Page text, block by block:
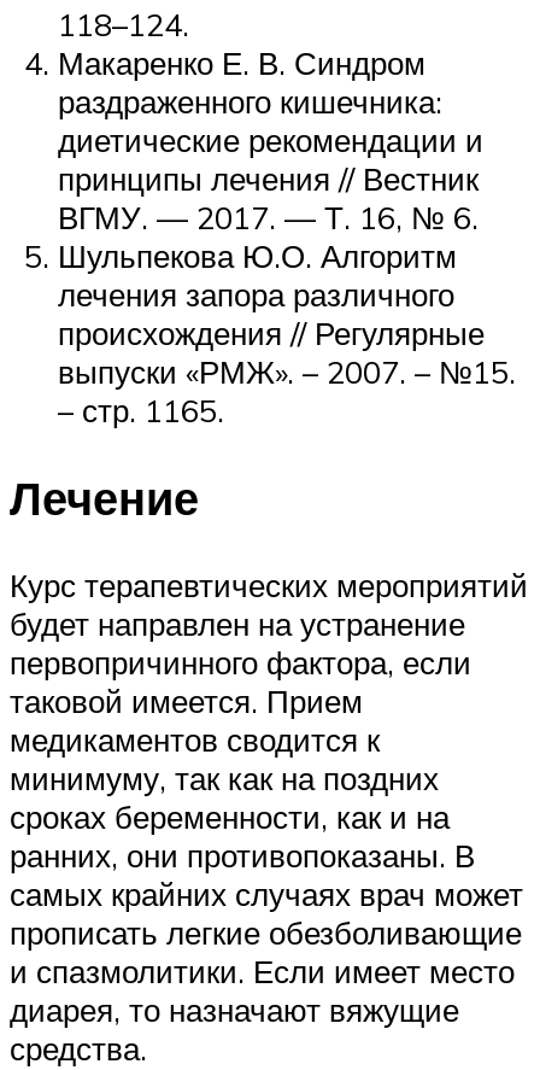
118–124.
Макаренко Е. В. Синдром
раздраженного кишечника:
диетические рекомендации и
принципы лечения // Вестник
ВГМУ. — 2017. — Т. 16, № 6.
Шульпекова Ю.О. Алгоритм
лечения запора различного
происхождения // Регулярные
выпуски «РМЖ». – 2007. – №15.
– стр. 1165.
Лечение
Курс терапевтических мероприятий
будет направлен на устранение
первопричинного фактора, если
таковой имеется. Прием
медикаментов сводится к
минимуму, так как на поздних
сроках беременности, как и на
ранних, они противопоказаны. В
самых крайних случаях врач может
прописать легкие обезболивающие
и спазмолитики. Если имеет место
диарея, то назначают вяжущие
средства.